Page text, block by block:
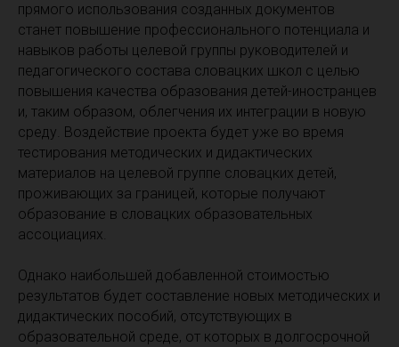
прямого использования созданных документов
станет повышение профессионального потенциала и
навыков работы целевой группы руководителей и
педагогического состава словацких школ с целью
повышения качества образования детей-иностранцев
и, таким образом, облегчения их интеграции в новую
среду. Воздействие проекта будет уже во время
тестирования методических и дидактических
материалов на целевой группе словацких детей,
проживающих за границей, которые получают
образование в словацких образовательных
ассоциациях.
Однако наибольшей добавленной стоимостью
результатов будет составление новых методических и
дидактических пособий, отсутствующих в
образовательной среде, от которых в долгосрочной